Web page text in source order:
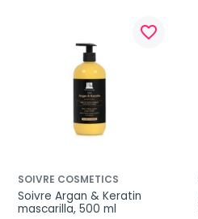
favorite_border
SOIVRE COSMETICS
Soivre Argan & Keratin
mascarilla, 500 ml